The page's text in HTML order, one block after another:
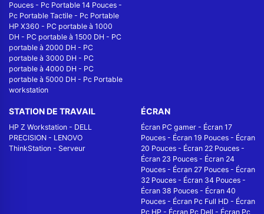
Pouces - Pc Portable 14 Pouces -
Pc Portable Tactile - Pc Portable
HP X360 - PC portable à 1000
DH - PC portable à 1500 DH - PC
portable à 2000 DH - PC
portable à 3000 DH - PC
portable à 4000 DH - PC
portable à 5000 DH - Pc Portable
workstation
STATION DE TRAVAIL
HP Z Workstation - DELL
PRECISION - LENOVO
ThinkStation - Serveur
ÉCRAN
Écran PC gamer - Écran 17
Pouces - Écran 19 Pouces - Écran
20 Pouces - Écran 22 Pouces -
Écran 23 Pouces - Écran 24
Pouces - Écran 27 Pouces - Écran
32 Pouces - Écran 34 Pouces -
Écran 38 Pouces - Écran 40
Pouces - Écran Pc Full HD - Écran
Pc HP - Écran Pc Dell - Écran Pc